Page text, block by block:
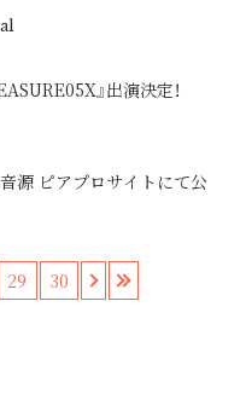
』出演決定！
源 ピアプロサイトにて公
29 30 › »